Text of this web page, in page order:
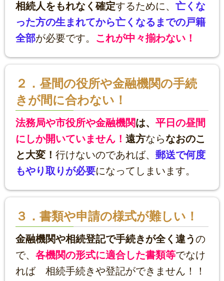
相続人をもれなく確定するために、亡くな
った方の生まれてから亡くなるまでの戸籍
全部が必要です。 これが中々揃わない！
２．昼間の役所や金融機関の手続
きが間に合わない！
法務局や市役所や金融機関は、平日の昼間
にしか開いていません！遠方ならなおのこ
と大変！行けないのであれば、郵送で何度
もやり取りが必要になってしまいます。
３．書類や申請の様式が難しい！
金融機関や相続登記で手続きが全く違うの
で、各機関の形式に適合した書類等でなけ
れば 相続手続きや登記ができません！！